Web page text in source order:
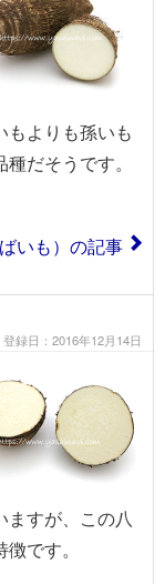
もよりも孫いも
だそうです。
いも）の記事
登録日：2016年12月14日
ますが、この八
です。